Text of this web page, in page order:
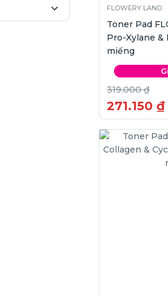
FLOWERY LAND
Toner Pad
Pro-Xylane &
miếng
319.000 ₫
271.150 ₫